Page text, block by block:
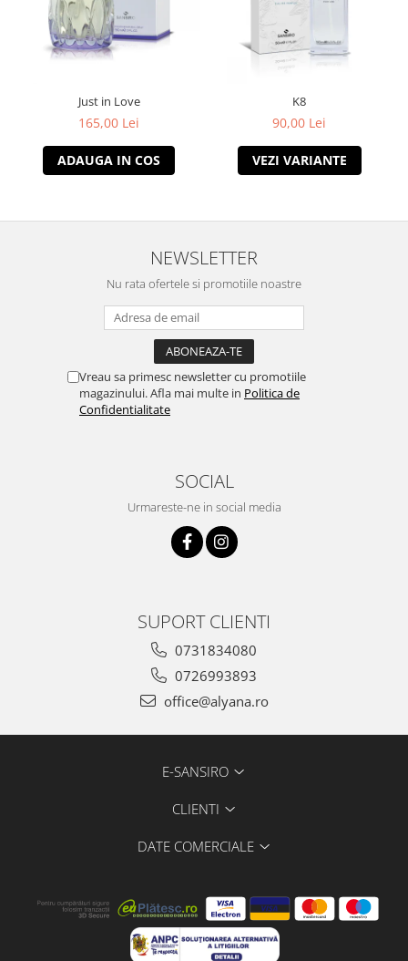
Just in Love
165,00 Lei
ADAUGA IN COS
K8
90,00 Lei
VEZI VARIANTE
NEWSLETTER
Nu rata ofertele si promotiile noastre
Vreau sa primesc newsletter cu promotiile
magazinului. Afla mai multe in Politica de
Confidentialitate
SOCIAL
Urmareste-ne in social media
SUPORT CLIENTI
0731834080
0726993893
office@alyana.ro
E-SANSIRO
CLIENTI
DATE COMERCIALE